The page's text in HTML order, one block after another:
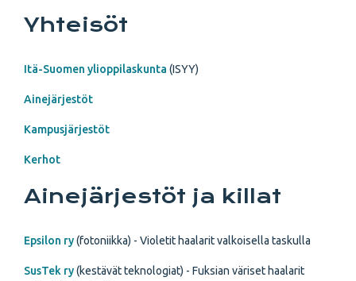
Yhteisöt
Itä-Suomen ylioppilaskunta (ISYY)
Ainejärjestöt
Kampusjärjestöt
Kerhot
Ainejärjestöt ja killat
Epsilon ry(fotoniikka) - Violetit haalarit valkoisella taskulla
SusTek ry(kestävät teknologiat) - Fuksian väriset haalarit